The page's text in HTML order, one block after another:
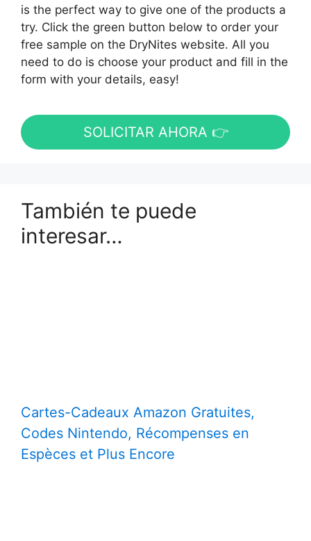
is the perfect way to give one of the products a
try. Click the green button below to order your
free sample on the DryNites website. All you
need to do is choose your product and fill in the
form with your details, easy!
SOLICITAR AHORA 👉
También te puede
interesar…
Cartes-Cadeaux Amazon Gratuites,
Codes Nintendo, Récompenses en
Espèces et Plus Encore